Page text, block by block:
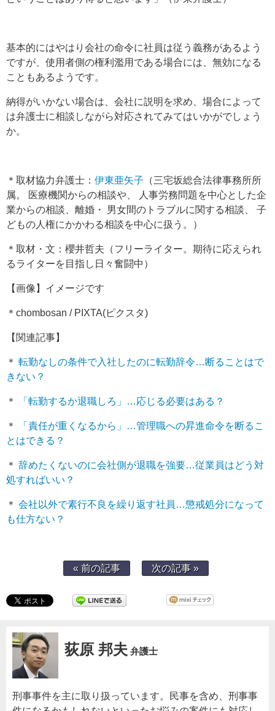
基本的にはやはり会社の命令に社員は従う義務があるよう
ですが、使用者側の権利濫用である場合には、無効になる
こともあるようです。
納得がいかない場合は、会社に説明を求め、場合によって
は弁護士に相談しながら対応されてみてはいかがでしょう
か。
＊取材協力弁護士： 伊東亜矢子 （三宅坂総合法律事務所所
属。 医療機関からの相談や、 人事労務問題を中心とした企
業からの相談、離婚・ 男女間のトラブルに関する相談、 子
どもの人権にかかわる相談を中心に扱う。）
＊取材・文：櫻井哲夫（フリーライター。期待に応えられ
るライターを目指し日々奮闘中）
【画像】イメージです
＊chombosan / PIXTA(ピクスタ)
【関連記事】
＊ 転勤なしの条件で入社したのに転勤辞令…断ることはで
きない？
＊ 「転勤するか退職しろ」…応じる必要はある？
＊
「責任が重くなるから」…管理職への昇進命令を断るこ
とはできる？
＊ 辞めたくないのに会社側が退職を強要…従業員はどう対
処すればいい？
＊ 会社以外で素行不良を繰り返す社員…懲戒処分になって
も仕方ない？
« 前の記事 次の記事 »
荻原 邦夫 弁護士
刑事事件を主に取り扱っています。民事を含め、刑事事